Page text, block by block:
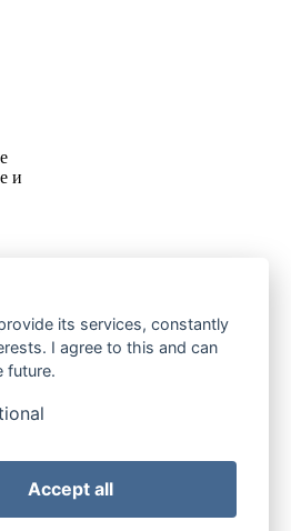
и
its services, constantly
I agree to this and can
future.
Accept all